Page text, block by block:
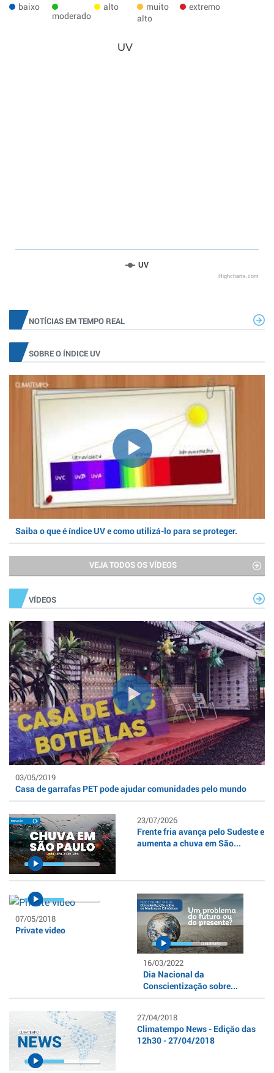
baixo
moderado
alto
muito
alto
extremo
UV
UV
Highcharts.com
NOTÍCIAS EM TEMPO REAL
SOBRE O ÍNDICE UV
Saiba o que é índice UV e como utilizá-lo para se proteger.
VEJA TODOS OS VÍDEOS
VÍDEOS
03/05/2019
Casa de garrafas PET pode ajudar comunidades pelo mundo
23/07/2026
Frente fria avança pelo Sudeste e
aumenta a chuva em São...
07/05/2018
Private video
16/03/2022
Dia Nacional da
Conscientização sobre...
27/04/2018
Climatempo News - Edição das
12h30 - 27/04/2018